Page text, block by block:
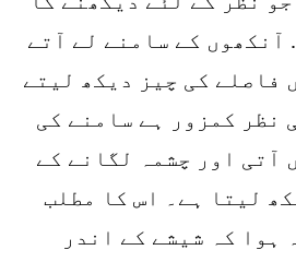
آنکھوں کے سامنے لے آتے
فاصلے کی چیز دیکھ لیتے
نظر کمزور ہے سامنے کی
آتی اور چشمہ لگانے کے
لیتا ہے۔ اس کا مطلب
ہوا کہ شیشے کے اندر